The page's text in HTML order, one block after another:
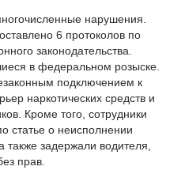
нарушения.
6 протоколов по
законодательства.
в федеральном розыске.
подключением к
наркотических средств и
Кроме того, сотрудники
статье о неисполнении
также задержали водителя,
прав.